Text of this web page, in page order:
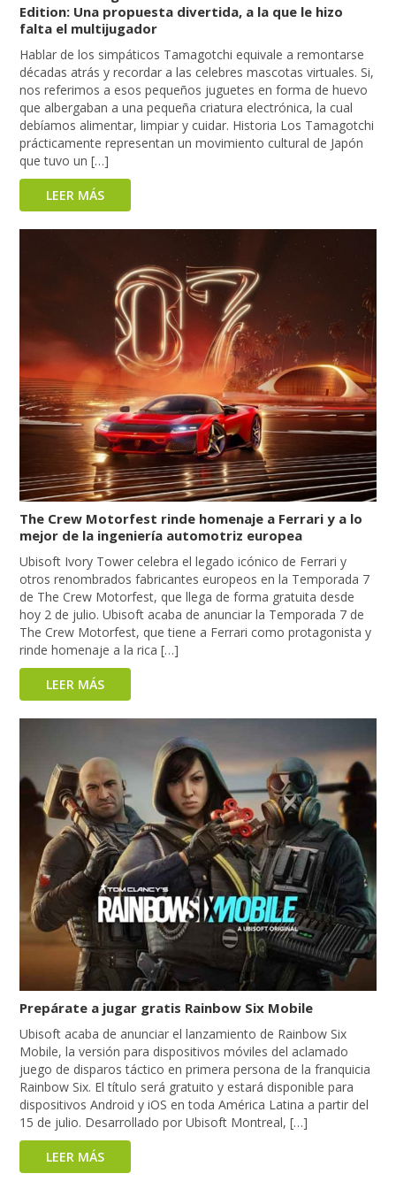
Edition: Una propuesta divertida, a la que le hizo
falta el multijugador
Hablar de los simpáticos Tamagotchi equivale a remontarse
décadas atrás y recordar a las celebres mascotas virtuales. Si,
nos referimos a esos pequeños juguetes en forma de huevo
que albergaban a una pequeña criatura electrónica, la cual
debíamos alimentar, limpiar y cuidar. Historia Los Tamagotchi
prácticamente representan un movimiento cultural de Japón
que tuvo un […]
LEER MÁS
The Crew Motorfest rinde homenaje a Ferrari y a lo
mejor de la ingeniería automotriz europea
Ubisoft Ivory Tower celebra el legado icónico de Ferrari y
otros renombrados fabricantes europeos en la Temporada 7
de The Crew Motorfest, que llega de forma gratuita desde
hoy 2 de julio. Ubisoft acaba de anunciar la Temporada 7 de
The Crew Motorfest, que tiene a Ferrari como protagonista y
rinde homenaje a la rica […]
LEER MÁS
Prepárate a jugar gratis Rainbow Six Mobile
Ubisoft acaba de anunciar el lanzamiento de Rainbow Six
Mobile, la versión para dispositivos móviles del aclamado
juego de disparos táctico en primera persona de la franquicia
Rainbow Six. El título será gratuito y estará disponible para
dispositivos Android y iOS en toda América Latina a partir del
15 de julio. Desarrollado por Ubisoft Montreal, […]
LEER MÁS